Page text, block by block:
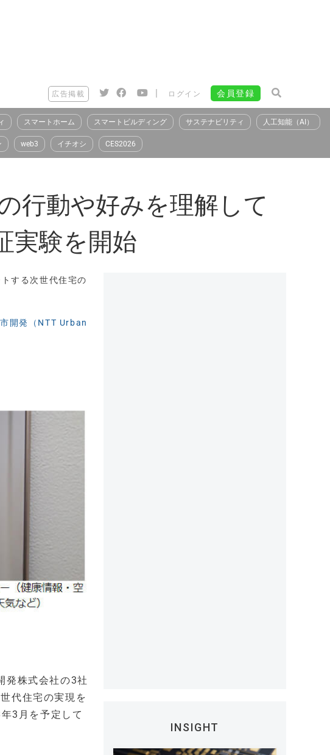
広告掲載 | ログイン 会員登録
スマートホーム スマートビルディング サステナビリティ 人工知能（AI）
web3 イチオシ CES2026
行動や好みを理解して
実験を開始
する次世代住宅の
開発（NTT Urban
発株式会社の3社
代住宅の実現を
3月を予定して
INSIGHT